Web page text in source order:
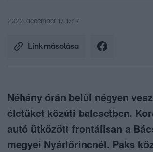
2022. december 17. 17:17
Link másolása
Néhány órán belül négyen
életüket közúti balesetben.
autó ütközött frontálisan a
megyei Nyárlőrincnél. Paks